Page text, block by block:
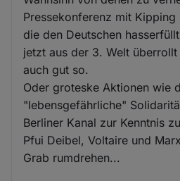
Pressekonferenz mit Kipping
die den Deutschen
jetzt aus der 3. Welt
auch gut so.
Oder groteske Aktionen wie
"lebensgefährliche"
Berliner Kanal zur Kenntnis
Pfui Deibel, Voltaire und
Grab rumdrehen...